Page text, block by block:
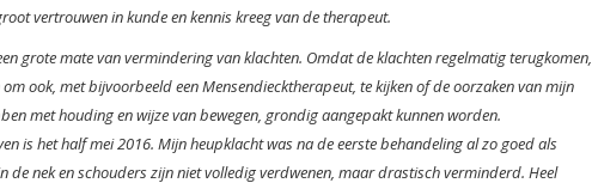
vertrouwen in kunde en kennis kreeg van de therapeut.
grote mate van vermindering van klachten. Omdat de klachten regelmatig terugkomen,
ook, met bijvoorbeeld een Mensendiecktherapeut, te kijken of de oorzaken van mijn
met houding en wijze van bewegen, grondig aangepakt kunnen worden.
is het half mei 2016. Mijn heupklacht was na de eerste behandeling al zo goed als
de nek en schouders zijn niet volledig verdwenen, maar drastisch verminderd. Heel